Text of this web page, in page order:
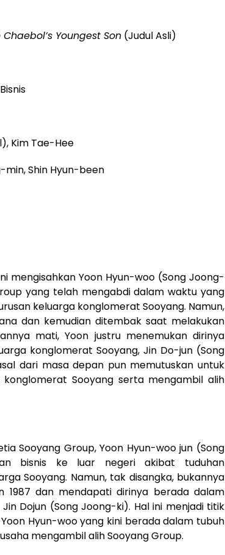
Chaebol’s Youngest Son (Judul Asli)
Kim Tae-Hee
min, Shin Hyun-been
mengisahkan Yoon Hyun-woo (Song Joong-
yang telah mengabdi dalam waktu yang
keluarga konglomerat Sooyang. Namun,
dan kemudian ditembak saat melakukan
mati, Yoon justru menemukan dirinya
konglomerat Sooyang, Jin Do-jun (Song
dari masa depan pun memutuskan untuk
Sooyang serta mengambil alih
Sooyang Group, Yoon Hyun-woo jun (Song
bisnis ke luar negeri akibat tuduhan
Sooyang. Namun, tak disangka, bukannya
1987 dan mendapati dirinya berada dalam
Dojun (Song Joong-ki). Hal ini menjadi titik
Hyun-woo yang kini berada dalam tubuh
mengambil alih Sooyang Group.